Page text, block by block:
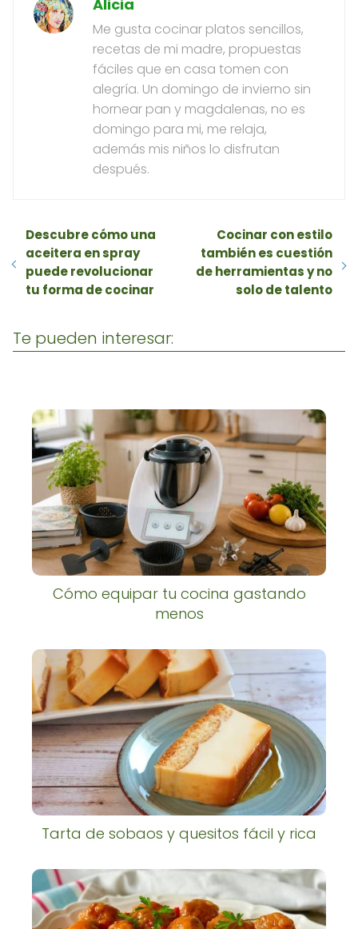
Alicia
Me gusta cocinar platos sencillos,
recetas de mi madre, propuestas
fáciles que en casa tomen con
alegría. Un domingo de invierno sin
hornear pan y magdalenas, no es
domingo para mi, me relaja,
además mis niños lo disfrutan
después.
Descubre cómo una
aceitera en spray
puede revolucionar
tu forma de cocinar
Cocinar con estilo
también es cuestión
de herramientas y no
solo de talento
Te pueden interesar:
Cómo equipar tu cocina gastando
menos
Tarta de sobaos y quesitos fácil y rica